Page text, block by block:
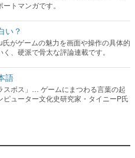
トマンガです。
い？
がゲームの魅力を画面や操作の具体的
、硬派で骨太な評論連載です。
語
スボス」… ゲームにまつわる言葉の起
ューター文化史研究家・タイニーP氏